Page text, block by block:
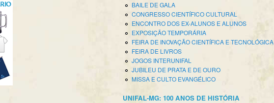
BAILE DE GALA
CONGRESSO CIENTÍFICO CULTURAL
ENCONTRO DOS EX-ALUNOS E ALUNOS
EXPOSIÇÃO TEMPORÁRIA
FEIRA DE INOVAÇÃO CIENTÍFICA E TECNOLÓGICA
FEIRA DE LIVROS
JOGOS INTERUNIFAL
JUBILEU DE PRATA E DE OURO
MISSA E CULTO EVANGÉLICO
UNIFAL-MG: 100 ANOS DE HISTÓRIA